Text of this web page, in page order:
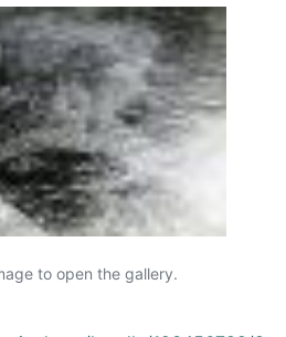
to open the gallery.